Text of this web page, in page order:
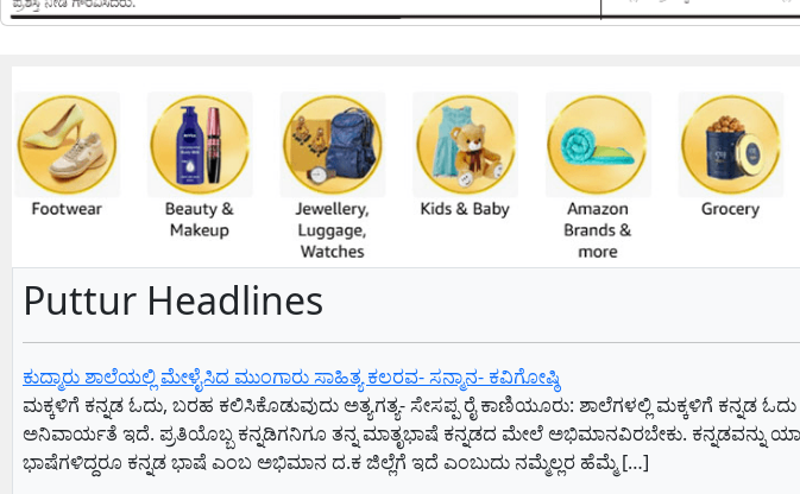
Puttur Headlines
ಕುದ್ಮಾರು ಶಾಲೆಯಲ್ಲಿ ಮೇಳೈಸಿದ ಮುಂಗಾರು ಸಾಹಿತ್ಯ ಕಲರವ- ಸನ್ಮಾನ- ಕವಿಗೋಷ್ಠಿ
ಮಕ್ಕಳಿಗೆ ಕನ್ನಡ ಓದು, ಬರಹ ಕಲಿಸಿಕೊಡುವುದು ಅತ್ಯಗತ್ಯ- ಸೇಸಪ್ಪ ರೈ ಕಾಣಿಯೂರು: ಶಾಲೆಗಳಲ್ಲಿ ಮಕ್ಕಳಿಗೆ
ಅನಿವಾರ್ಯತೆ ಇದೆ. ಪ್ರತಿಯೊಬ್ಬ ಕನ್ನಡಿಗನಿಗೂ ತನ್ನ ಮಾತೃಭಾಷೆ ಕನ್ನಡದ ಮೇಲೆ ಅಭಿಮಾನವಿರಬೇಕು. ಕನ್ನಡವನ್ನು
ಭಾಷೆಗಳಿದ್ದರೂ ಕನ್ನಡ ಭಾಷೆ ಎಂಬ ಅಭಿಮಾನ ದ.ಕ ಜಿಲ್ಲೆಗೆ ಇದೆ ಎಂಬುದು ನಮ್ಮೆಲ್ಲರ ಹೆಮ್ಮೆ […]